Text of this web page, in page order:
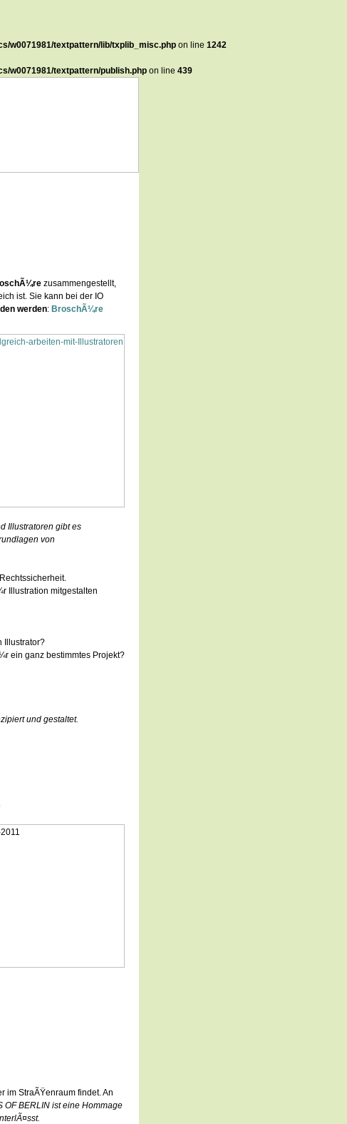
w0071981/textpattern/lib/txplib_misc.php on line 1242
w0071981/textpattern/publish.php on line 439
zusammengestellt,
ist. Sie kann bei der IO
werden: BroschÃ¼re
Illustratoren gibt es
von
Illustration mitgestalten
Illustrator?
ein ganz bestimmtes Projekt?
und gestaltet.
im StraÃŸenraum findet. An
OF BERLIN ist eine Hommage